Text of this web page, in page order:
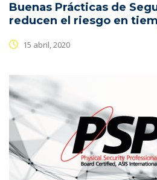
Buenas Prácticas de
reducen el riesgo en
15 abril, 2020